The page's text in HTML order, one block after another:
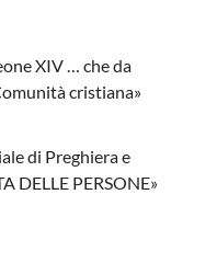
XIV … che da
cristiana»
di Preghiera e
DELLE PERSONE»